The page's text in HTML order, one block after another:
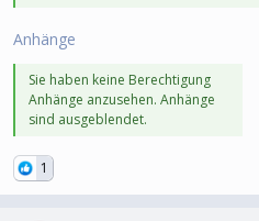
Anhänge
Sie haben keine Berechtigung
Anhänge anzusehen. Anhänge
sind ausgeblendet.
1